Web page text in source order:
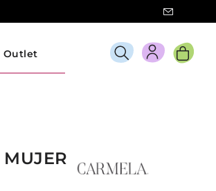
Outlet
MUJER